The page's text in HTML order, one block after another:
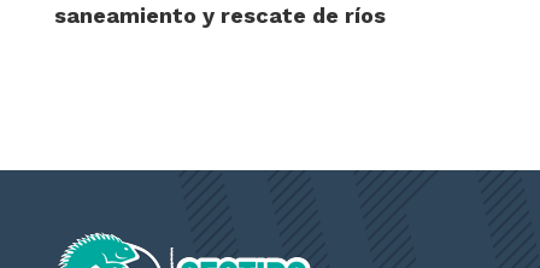
saneamiento y rescate de ríos